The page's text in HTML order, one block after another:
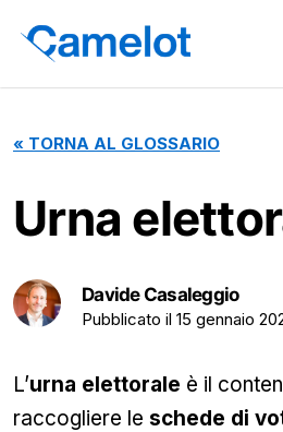
« TORNA AL GLOSSARIO
Urna
Davide Casaleggio
Pubblicato il 15 gennaio
L’urna elettorale è il
raccogliere le schede di